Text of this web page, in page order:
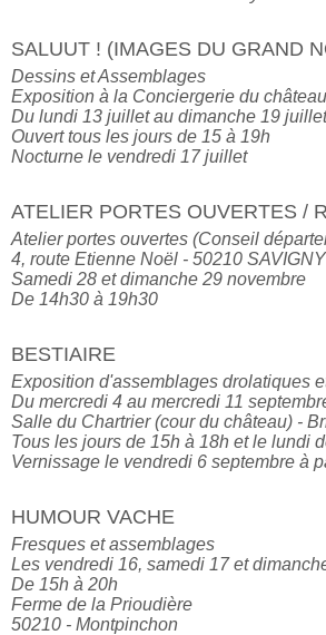
SALUUT ! (IMAGES DU GRAND
Dessins et Assemblages
Exposition à la Conciergerie du
Du lundi 13 juillet au dimanche 19
Ouvert tous les jours de 15 à 19h
Nocturne le vendredi 17 juillet
ATELIER PORTES OUVERTES /
Atelier portes ouvertes (Conseil
4, route Etienne Noël - 50210 SAVIGNY
Samedi 28 et dimanche 29 novembre
De 14h30 à 19h30
BESTIAIRE
Exposition d'assemblages drolatiques
Du mercredi 4 au mercredi 11
Salle du Chartrier (cour du château) -
Tous les jours de 15h à 18h et le lundi
Vernissage le vendredi 6 septembre à
HUMOUR VACHE
Fresques et assemblages
Les vendredi 16, samedi 17 et
De 15h à 20h
Ferme de la Prioudière
50210 - Montpinchon